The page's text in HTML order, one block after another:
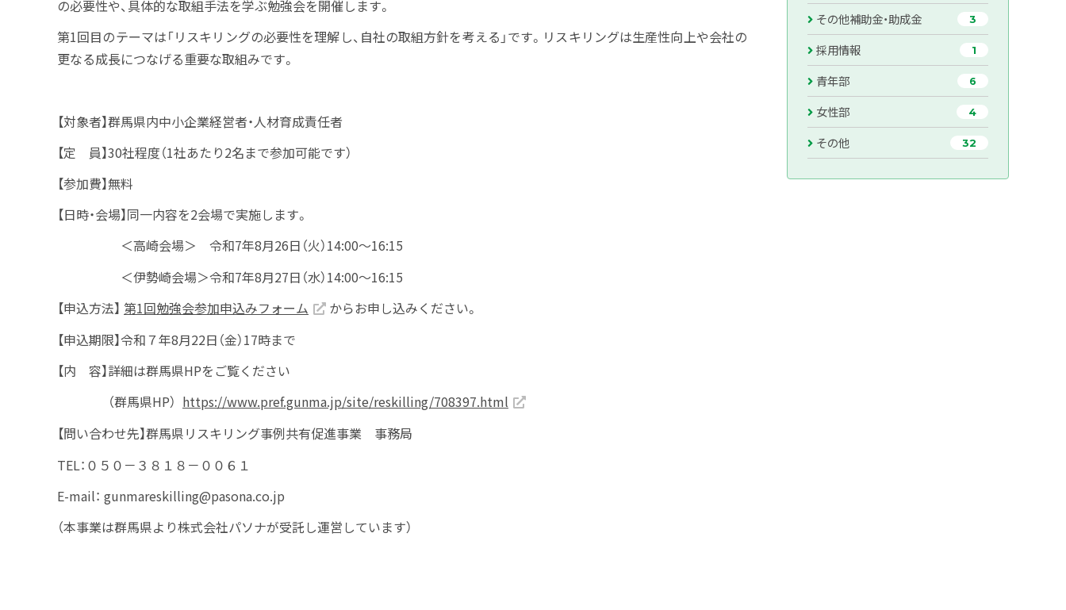
の必要性や、具体的な取組手法を学ぶ勉強会を開催します。
第1回目のテーマは「リスキリングの必要性を理解し、自社の取組方針を考える」です。リスキリングは生産性向上や会社の
更なる成長につなげる重要な取組みです。
【対象者】群馬県内中小企業経営者・人材育成責任者
【定 員】30社程度（1社あたり2名まで参加可能です）
【参加費】無料
【日時・会場】同一内容を2会場で実施します。
＜高崎会場＞ 令和7年8月26日（火）14:00～16:15
＜伊勢崎会場＞令和7年8月27日（水）14:00～16:15
【申込方法】 第1回勉強会参加申込みフォーム
からお申し込みください。
【申込期限】令和７年8月22日（金）17時まで
【内 容】詳細は群馬県HPをご覧ください
（群馬県HP） https://www.pref.gunma.jp/site/reskilling/708397.html
【問い合わせ先】群馬県リスキリング事例共有促進事業 事務局
TEL：０５０－３８１８－００６１
E-mail： gunmareskilling@pasona.co.jp
（本事業は群馬県より株式会社パソナが受託し運営しています）
その他補助金・助成金 3
採用情報 1
青年部 6
女性部 4
その他 32